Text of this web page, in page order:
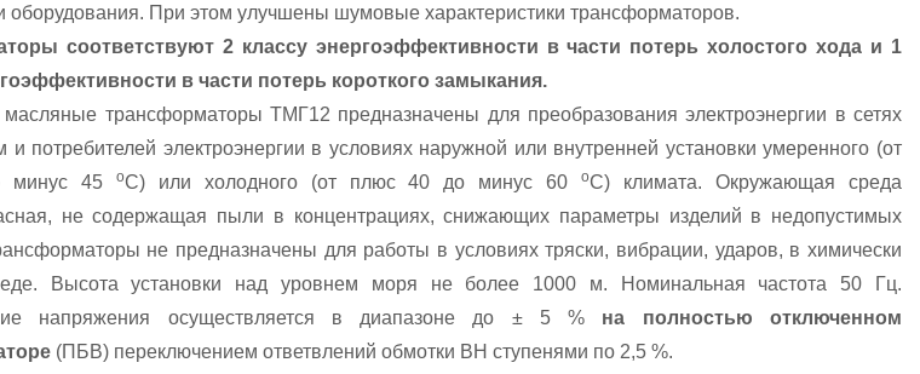
оборудования. При этом улучшены шумовые характеристики трансформаторов.
соответствуют 2 классу энергоэффективности в части потерь холостого хода и 1
в части потерь короткого замыкания.
трансформаторы ТМГ12 предназначены для преобразования электроэнергии в сетях
и потребителей электроэнергии в условиях наружной или внутренней установки умеренного (от
минус 45
оС) или холодного (от плюс 40 до минус 60оС) климата. Окружающая среда
не содержащая пыли в концентрациях, снижающих параметры изделий в недопустимых
не предназначены для работы в условиях тряски, вибрации, ударов, в химически
Высота установки над уровнем моря не более 1000 м. Номинальная частота 50 Гц.
напряжения осуществляется в диапазоне до ± 5 % на полностью отключенном
(ПБВ) переключением ответвлений обмотки ВН ступенями по 2,5 %.